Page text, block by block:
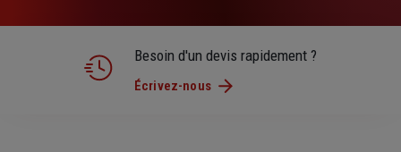
Besoin d'un devis rapidement ?
Écrivez-nous